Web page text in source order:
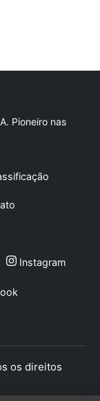
Pioneiro nas
Instagram
os direitos